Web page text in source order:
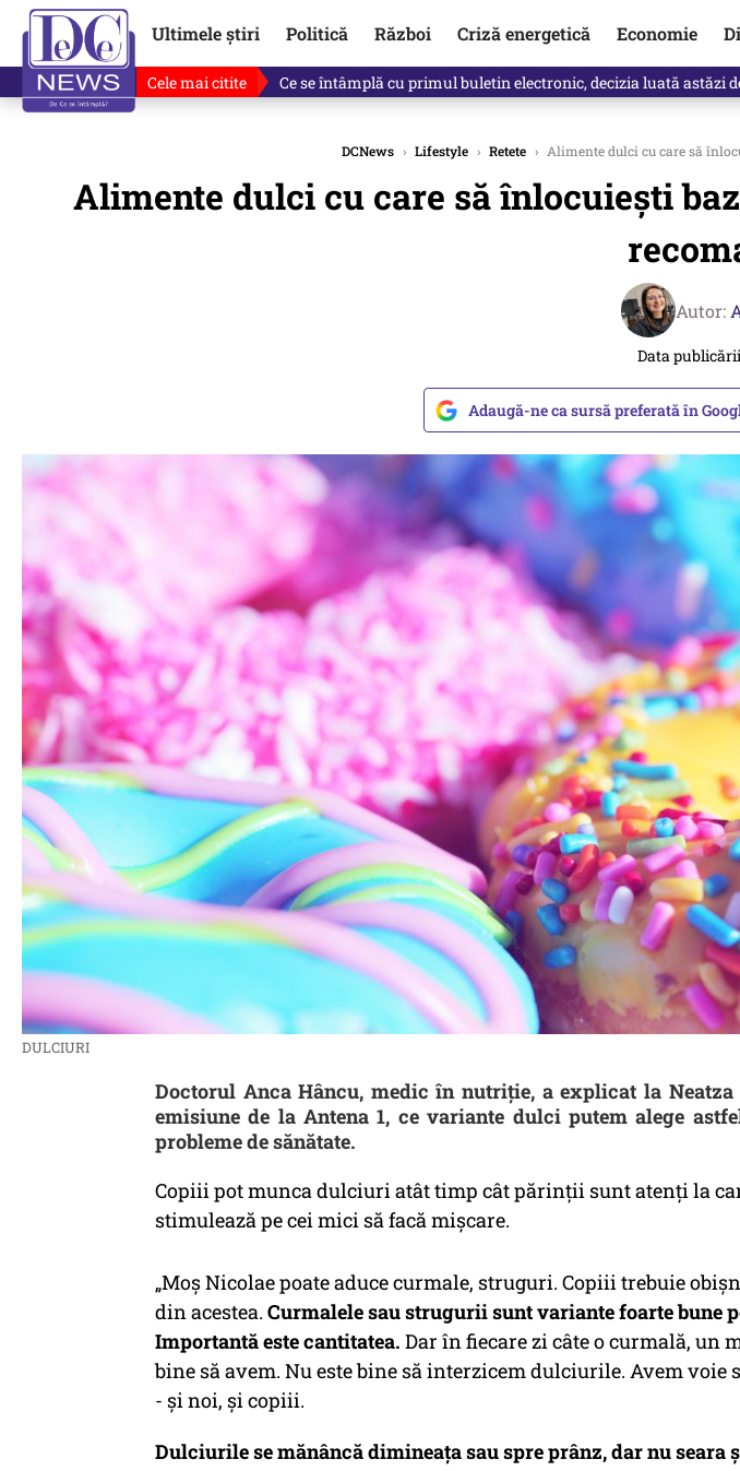
Ultimele știri Politică Război Criză energetică Economie
Cele mai citite Ce se întâmplă cu primul buletin electronic, decizia luată astăzi
DCNews › Lifestyle › Retete › Alimente dulci cu care să
Alimente dulci cu care să înlocuiești
Autor:
Data
Adaugă-ne ca sursă preferată în
DULCIURI
Doctorul Anca Hâncu, medic în nutriție, a explicat la Neatza
emisiune de la Antena 1, ce variante dulci putem alege
probleme de sănătate.
Copiii pot munca dulciuri atât timp cât părinții sunt atenți la
stimulează pe cei mici să facă mișcare.
„Moș Nicolae poate aduce curmale, struguri. Copiii trebuie
din acestea. Curmalele sau strugurii sunt variante foarte bune
Importantă este cantitatea. Dar în fiecare zi câte o curmală, un
bine să avem. Nu este bine să interzicem dulciurile. Avem voie
- și noi, și copiii.
Dulciurile se mănâncă dimineața sau spre prânz, dar nu seara